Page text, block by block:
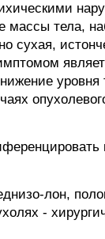
массы тела,
сухая,
лон,
-